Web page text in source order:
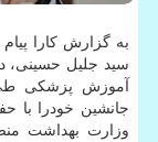
به گزارش کارا
سید جلیل حسینی،
آموزش پزشکی
جانشین خودرا
وزارت بهداشت